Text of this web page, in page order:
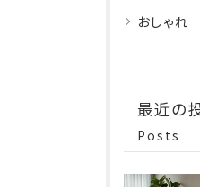
おしゃれ
最近の
Posts